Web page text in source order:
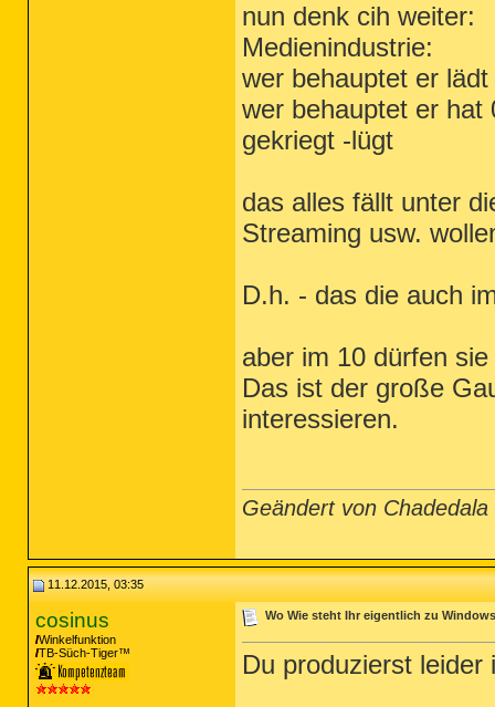
nun denk cih weiter:
Medienindustrie:
wer behauptet er
wer behauptet er hat
gekriegt -lügt
das alles fällt unter
Streaming usw.
D.h. - das die auch
aber im 10 dürfen
Das ist der große
interessieren.
Geändert von
11.12.2015, 03:35
cosinus
Winkelfunktion
TB-Süch-Tiger™
Wo Wie steht Ihr eigentlich zu
Du produzierst